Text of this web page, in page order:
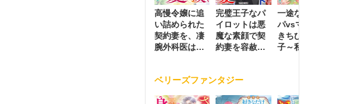
高慢令嬢に追
い詰められた
契約妻を、凄
腕外科医はこ
完璧王子なパ
イロットは悪
魔な素顔で契
約妻を容赦な
一途な社長パ
パvsママ大好
きちびっこ息
子～私を捨て
ベリーズファンタジー